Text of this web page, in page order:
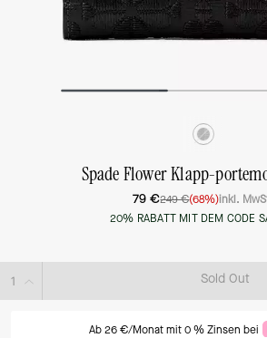
79 €249 €(68%)inkl.
20% RABATT MIT DEM CODE
Sold Out
Ab 26 €/Monat mit 0 % Zinsen bei